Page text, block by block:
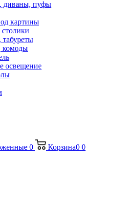
диваны, пуфы
картины
табуреты
комоды
освещение
0 Корзина0 0